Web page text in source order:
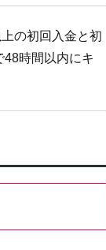
の初回入金と初
時間以内にキ